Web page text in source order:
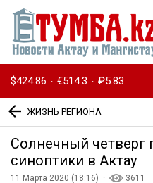
$424.86 · €514.3 · ₽5.83
ЖИЗНЬ РЕГИОНА
Солнечный четверг
синоптики в Актау
11 Марта 2020 (18:16) ·
3611